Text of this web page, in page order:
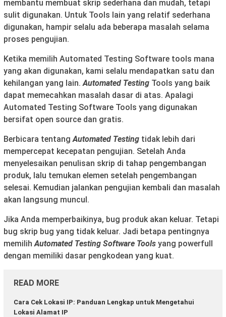
membantu membuat skrip sederhana dan mudah, tetapi
sulit digunakan. Untuk Tools lain yang relatif sederhana
digunakan, hampir selalu ada beberapa masalah selama
proses pengujian.
Ketika memilih Automated Testing Software tools mana
yang akan digunakan, kami selalu mendapatkan satu dan
kehilangan yang lain.Automated Testing Tools yang baik
dapat memecahkan masalah dasar di atas. Apalagi
Automated Testing Software Tools yang digunakan
bersifat open source dan gratis.
Berbicara tentangAutomated Testing tidak lebih dari
mempercepat kecepatan pengujian. Setelah Anda
menyelesaikan penulisan skrip di tahap pengembangan
produk, lalu temukan elemen setelah pengembangan
selesai. Kemudian jalankan pengujian kembali dan masalah
akan langsung muncul.
Jika Anda memperbaikinya, bug produk akan keluar. Tetapi
bug skrip bug yang tidak keluar. Jadi betapa pentingnya
memilihAutomated Testing Software Tools yang powerfull
dengan memiliki dasar pengkodean yang kuat.
READ MORE
Cara Cek Lokasi IP: Panduan Lengkap untuk Mengetahui
Lokasi Alamat IP